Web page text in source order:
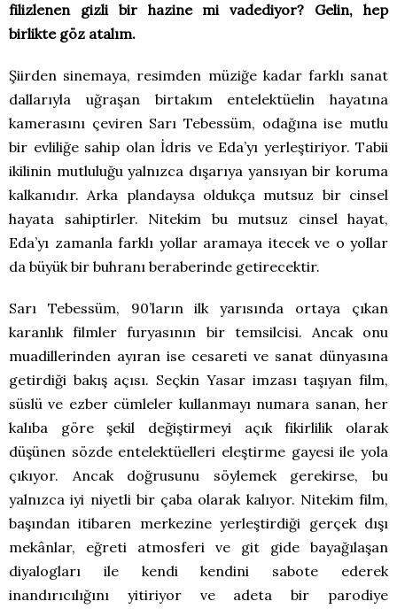
filizlenen gizli bir hazine mi vadediyor? Gelin, hep
birlikte göz atalım.
Şiirden sinemaya, resimden müziğe kadar farklı sanat
dallarıyla uğraşan birtakım entelektüelin hayatına
kamerasını çeviren Sarı Tebessüm, odağına ise mutlu
bir evliliğe sahip olan İdris ve Eda’yı yerleştiriyor. Tabii
ikilinin mutluluğu yalnızca dışarıya yansıyan bir koruma
kalkanıdır. Arka plandaysa oldukça mutsuz bir cinsel
hayata sahiptirler. Nitekim bu mutsuz cinsel hayat,
Eda’yı zamanla farklı yollar aramaya itecek ve o yollar
da büyük bir buhranı beraberinde getirecektir.
Sarı Tebessüm, 90’ların ilk yarısında ortaya çıkan
karanlık filmler furyasının bir temsilcisi. Ancak onu
muadillerinden ayıran ise cesareti ve sanat dünyasına
getirdiği bakış açısı. Seçkin Yasar imzası taşıyan film,
süslü ve ezber cümleler kullanmayı numara sanan, her
kalıba göre şekil değiştirmeyi açık fikirlilik olarak
düşünen sözde entelektüelleri eleştirme gayesi ile yola
çıkıyor. Ancak doğrusunu söylemek gerekirse, bu
yalnızca iyi niyetli bir çaba olarak kalıyor. Nitekim film,
başından itibaren merkezine yerleştirdiği gerçek dışı
mekânlar, eğreti atmosferi ve git gide bayağılaşan
diyalogları ile kendi kendini sabote ederek
inandırıcılığını yitiriyor ve adeta bir parodiye